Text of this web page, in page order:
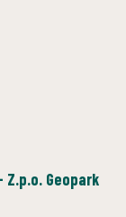
Geopark